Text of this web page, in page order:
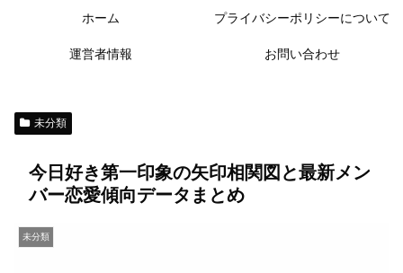
ホーム プライバシーポリシーについて
運営者情報 お問い合わせ
未分類
今日好き第一印象の矢印相関図と最新メン
バー恋愛傾向データまとめ
未分類